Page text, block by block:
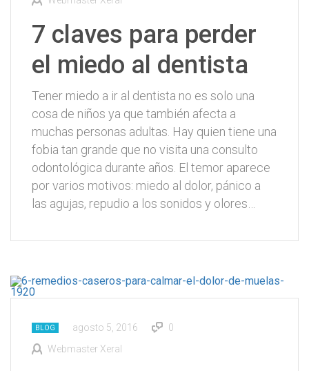
7 claves para perder
el miedo al dentista
Tener miedo a ir al dentista no es solo una
cosa de niños ya que también afecta a
muchas personas adultas. Hay quien tiene una
fobia tan grande que no visita una consulto
odontológica durante años. El temor aparece
por varios motivos: miedo al dolor, pánico a
las agujas, repudio a los sonidos y olores…
BLOG agosto 5, 2016
0
Webmaster Xeral